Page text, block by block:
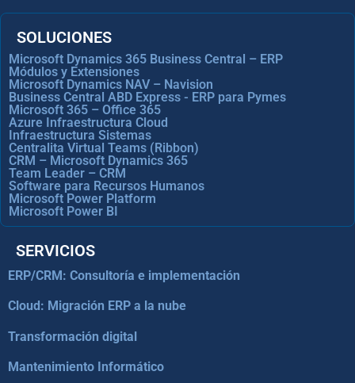
SOLUCIONES
Microsoft Dynamics 365 Business Central – ERP
Módulos y Extensiones
Microsoft Dynamics NAV – Navision
Business Central ABD Express - ERP para Pymes
Microsoft 365 – Office 365
Azure Infraestructura Cloud
Infraestructura Sistemas
Centralita Virtual Teams (Ribbon)
CRM – Microsoft Dynamics 365
Team Leader – CRM
Software para Recursos Humanos
Microsoft Power Platform
Microsoft Power BI
SERVICIOS
ERP/CRM: Consultoría e implementación
Cloud: Migración ERP a la nube
Transformación digital
Mantenimiento Informático